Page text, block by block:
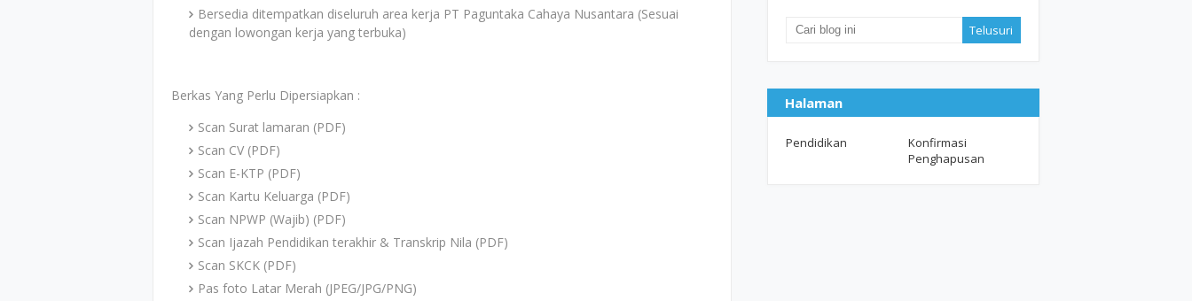
Bersedia ditempatkan diseluruh area kerja PT Paguntaka Cahaya Nusantara (Sesuai
dengan lowongan kerja yang terbuka)
Berkas Yang Perlu Dipersiapkan :
Scan Surat lamaran (PDF)
Scan CV (PDF)
Scan E-KTP (PDF)
Scan Kartu Keluarga (PDF)
Scan NPWP (Wajib) (PDF)
Scan Ijazah Pendidikan terakhir & Transkrip Nila (PDF)
Scan SKCK (PDF)
Pas foto Latar Merah (JPEG/JPG/PNG)
Halaman
Pendidikan
Konfirmasi
Penghapusan